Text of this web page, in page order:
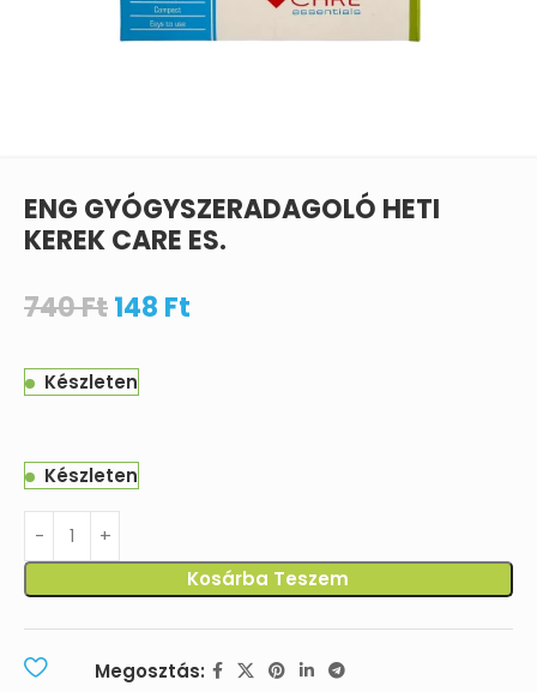
ENG GYÓGYSZERADAGOLÓ HETI
KEREK CARE ES.
740Ft148 Ft
Készleten
Készleten
Kosárba Teszem
Megosztás: